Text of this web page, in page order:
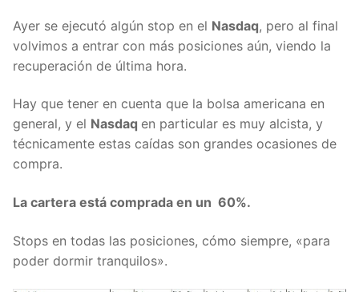
Ayer se ejecutó algún stop en el Nasdaq, pero al final
volvimos a entrar con más posiciones aún, viendo la
recuperación de última hora.
Hay que tener en cuenta que la bolsa americana en
general, y el Nasdaq en particular es muy alcista, y
técnicamente estas caídas son grandes ocasiones de
compra.
La cartera está comprada en un 60%.
Stops en todas las posiciones, cómo siempre, «para
poder dormir tranquilos».